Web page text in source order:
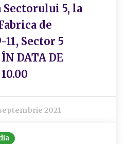
Sectorului 5, la
de
Sector 5
ÎN DATA DE
2021